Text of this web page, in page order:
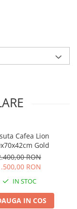
Cafea Lion
Gold
RON
RON
IN STOC
IN COS